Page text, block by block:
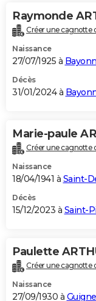
Raymonde
Créer une cagnotte
Naissance
27/07/1925 à
Décès
31/01/2024 à
Marie-paule
Créer une cagnotte
Naissance
18/04/1941 à Saint-
Décès
15/12/2023 à Saint-
Paulette
Créer une cagnotte
Naissance
27/09/1930 à